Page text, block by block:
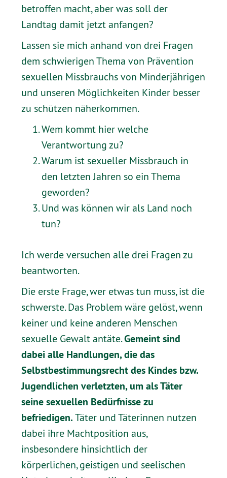
betroffen macht, aber was soll der
Landtag damit jetzt anfangen?
Lassen sie mich anhand von drei Fragen
dem schwierigen Thema von Prävention
sexuellen Missbrauchs von Minderjährigen
und unseren Möglichkeiten Kinder besser
zu schützen näherkommen.
Wem kommt hier welche
Verantwortung zu?
Warum ist sexueller Missbrauch in
den letzten Jahren so ein Thema
geworden?
Und was können wir als Land noch
tun?
Ich werde versuchen alle drei Fragen zu
beantworten.
Die erste Frage, wer etwas tun muss, ist die
schwerste. Das Problem wäre gelöst, wenn
keiner und keine anderen Menschen
sexuelle Gewalt antäte.Gemeint sind
dabei alle Handlungen, die das
Selbstbestimmungsrecht des Kindes bzw.
Jugendlichen verletzten, um als Täter
seine sexuellen Bedürfnisse zu
befriedigen. Täter und Täterinnen nutzen
dabei ihre Machtposition aus,
insbesondere hinsichtlich der
körperlichen, geistigen und seelischen